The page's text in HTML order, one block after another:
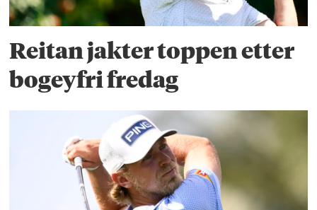
Reitan jakter toppen etter
bogeyfri fredag